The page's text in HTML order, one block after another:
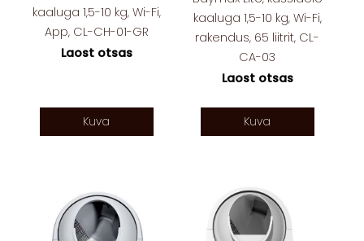
kaaluga 1,5-10 kg, Wi-Fi,
App, CL-CH-01-GR
Laost otsas
Kuva
kaaluga 1,5-10 kg, Wi-Fi,
rakendus, 65 liitrit, CL-
CA-03
Laost otsas
Kuva